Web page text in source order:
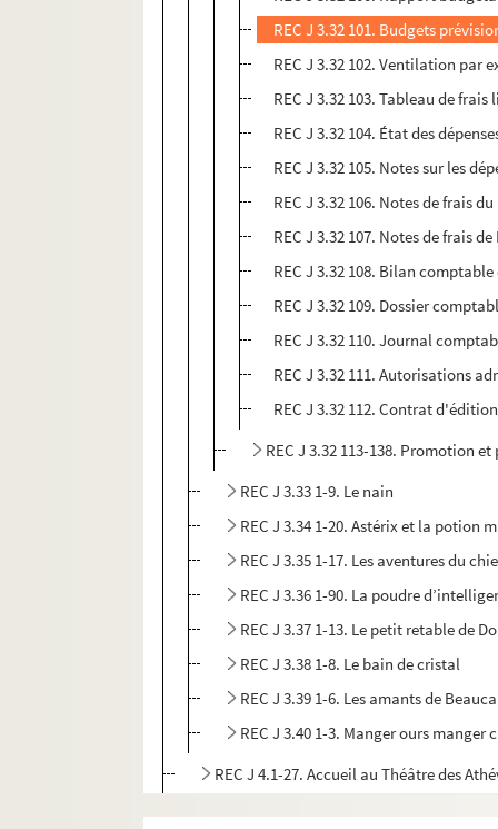
REC J 3.32 101. Budgets
REC J 3.32 102. Ventilation par
REC J 3.32 103. Tableau de
REC J 3.32 104. État des
REC J 3.32 105. Notes sur les
REC J 3.32 106. Notes de frais
REC J 3.32 107. Notes de frais
REC J 3.32 108. Bilan
REC J 3.32 109. Dossier
REC J 3.32 110. Journal
REC J 3.32 111. Autorisations
REC J 3.32 112. Contrat
REC J 3.32 113-138. Promotion
REC J 3.33 1-9. Le nain
REC J 3.34 1-20. Astérix et la potion
REC J 3.35 1-17. Les aventures du
REC J 3.36 1-90. La poudre
REC J 3.37 1-13. Le petit retable de
REC J 3.38 1-8. Le bain de cristal
REC J 3.39 1-6. Les amants de
REC J 3.40 1-3. Manger ours manger
REC J 4.1-27. Accueil au Théâtre des